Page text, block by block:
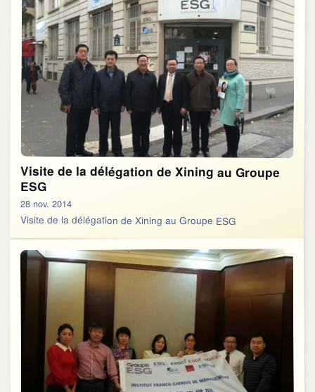
Visite de la délégation de Xining au Groupe
ESG
28 nov. 2014
Visite de la délégation de Xining au Groupe ESG